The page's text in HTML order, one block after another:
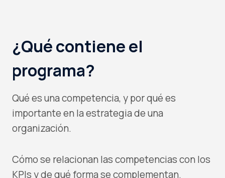
¿Qué contiene el
programa?
Qué es una competencia, y por qué es
importante en la estrategia de una
organización.
Cómo se relacionan las competencias con los
KPIs y de qué forma se complementan.